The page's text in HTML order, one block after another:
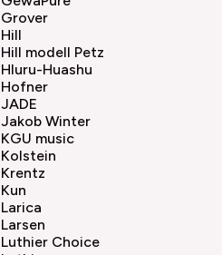
Grover
Hill
Hill modell Petz
Hluru-Huashu
Hofner
JADE
Jakob Winter
KGU music
Kolstein
Krentz
Kun
Larica
Larsen
Luthier Choice